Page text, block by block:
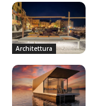
Architettura